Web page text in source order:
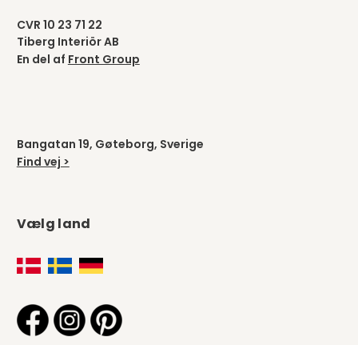
CVR 10 23 71 22
Tiberg Interiör AB
En del af Front Group
Bangatan 19, Gøteborg, Sverige
Find vej >
Vælg land